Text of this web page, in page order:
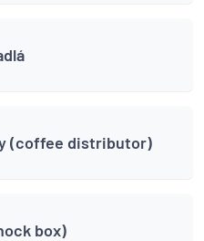
(coffee distributor)
box)